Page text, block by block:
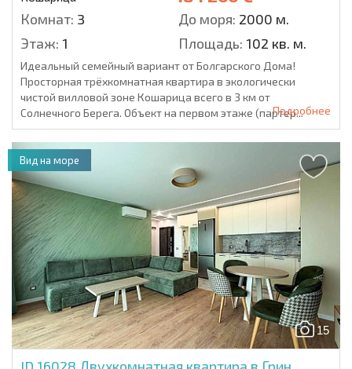
Комнат: 3 До моря: 2000 м.
Этаж: 1 Площадь: 102 кв. м.
Идеальный семейный вариант от Болгарского Дома!
Просторная трёхкомнатная квартира в экологически
чистой вилловой зоне Кошарица всего в 3 км от
Солнечного Берега. Объект на первом этаже (партер...
Подробнее
15
Вид на море